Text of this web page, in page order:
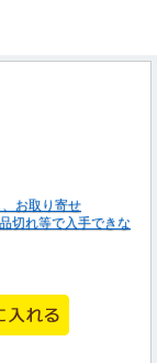
お取り寄せ
れ等で入手できな